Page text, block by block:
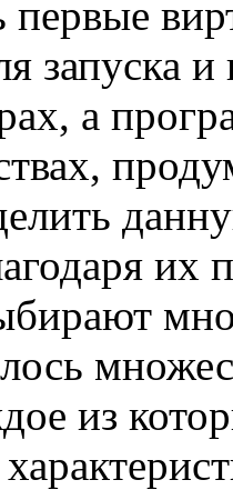
первые
запуска
а
из